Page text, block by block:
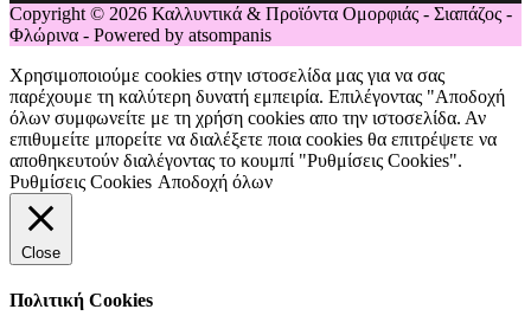
Copyright © 2026 Καλλυντικά & Προϊόντα Ομορφιάς - Σιαπάζος -
Φλώρινα - Powered by atsompanis
Χρησιμοποιούμε cookies στην ιστοσελίδα μας για να σας
παρέχουμε τη καλύτερη δυνατή εμπειρία. Επιλέγοντας "Αποδοχή
όλων συμφωνείτε με τη χρήση cookies απο την ιστοσελίδα. Αν
επιθυμείτε μπορείτε να διαλέξετε ποια cookies θα επιτρέψετε να
αποθηκευτούν διαλέγοντας το κουμπί "Ρυθμίσεις Cookies".
Ρυθμίσεις Cookies Αποδοχή όλων
Close
Πολιτική Cookies